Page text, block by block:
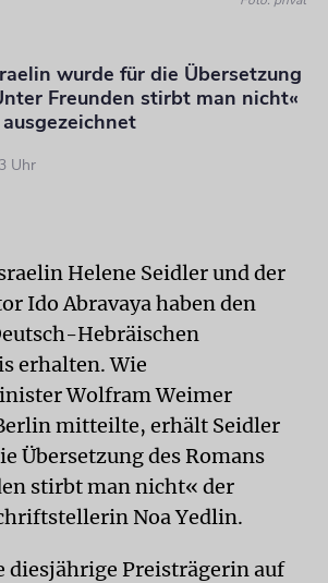
wurde für die Übersetzung
Freunden stirbt man nicht«
Uhr
Helene Seidler und der
Ido Abravaya haben den
Hebräischen
erhalten. Wie
Wolfram Weimer
mitteilte, erhält Seidler
Übersetzung des Romans
stirbt man nicht« der
Noa Yedlin.
diesjährige Preisträgerin auf